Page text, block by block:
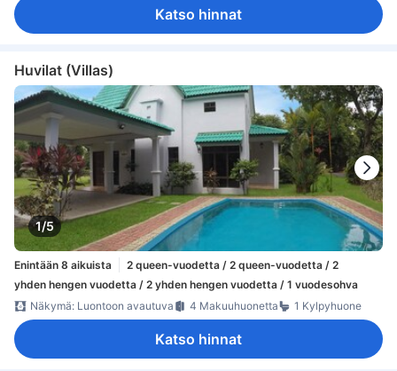
Katso hinnat
Huvilat (Villas)
1/5
Enintään 8 aikuista
2 queen-vuodetta / 2 queen-vuodetta / 2
yhden hengen vuodetta / 2 yhden hengen vuodetta / 1 vuodesohva
Näkymä: Luontoon avautuva
4 Makuuhuonetta 1 Kylpyhuone
Katso hinnat